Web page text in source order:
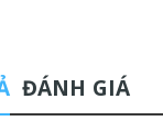
ĐÁNH GIÁ